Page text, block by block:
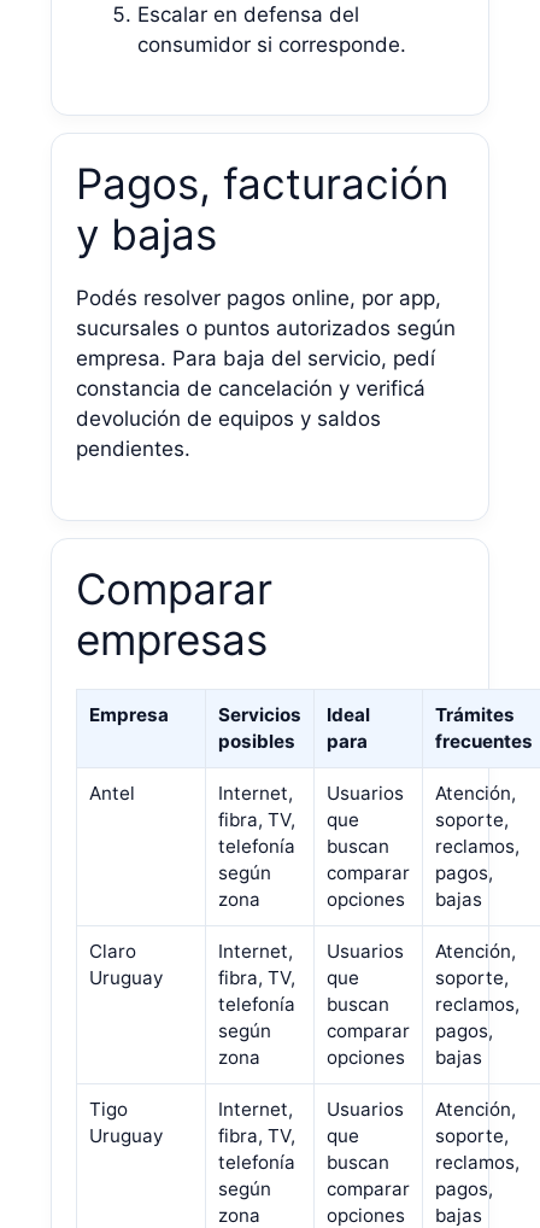
Escalar en defensa del
consumidor si corresponde.
Pagos, facturación
y bajas
Podés resolver pagos online, por app,
sucursales o puntos autorizados según
empresa. Para baja del servicio, pedí
constancia de cancelación y verificá
devolución de equipos y saldos
pendientes.
Comparar
empresas
Empresa
Servicios
posibles
Ideal
para
Trámites
frecuentes
Antel
Internet,
fibra, TV,
telefonía
según
zona
Usuarios
que
buscan
comparar
opciones
Atención,
soporte,
reclamos,
pagos,
bajas
Claro
Uruguay
Internet,
fibra, TV,
telefonía
según
zona
Usuarios
que
buscan
comparar
opciones
Atención,
soporte,
reclamos,
pagos,
bajas
Tigo
Uruguay
Internet,
fibra, TV,
telefonía
según
zona
Usuarios
que
buscan
comparar
opciones
Atención,
soporte,
reclamos,
pagos,
bajas